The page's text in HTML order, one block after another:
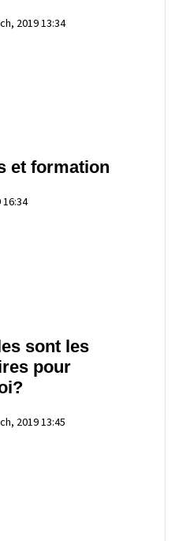
2019 13:34
et formation
16:34
sont les
pour
2019 13:45